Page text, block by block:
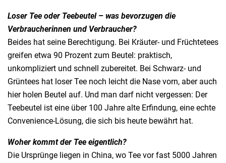
Loser Tee oder Teebeutel – was bevorzugen die
Verbraucherinnen und Verbraucher?
Beides hat seine Berechtigung. Bei Kräuter- und Früchtetees
greifen etwa 90 Prozent zum Beutel: praktisch,
unkompliziert und schnell zubereitet. Bei Schwarz- und
Grüntees hat loser Tee noch leicht die Nase vorn, aber auch
hier holen Beutel auf. Und man darf nicht vergessen: Der
Teebeutel ist eine über 100 Jahre alte Erfindung, eine echte
Convenience-Lösung, die sich bis heute bewährt hat.
Woher kommt der Tee eigentlich?
Die Ursprünge liegen in China, wo Tee vor fast 5000 Jahren